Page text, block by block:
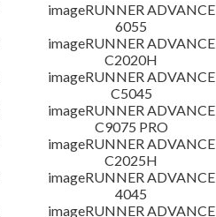
imageRUNNER ADVANCE
6055
imageRUNNER ADVANCE
C2020H
imageRUNNER ADVANCE
C5045
imageRUNNER ADVANCE
C9075 PRO
imageRUNNER ADVANCE
C2025H
imageRUNNER ADVANCE
4045
imageRUNNER ADVANCE